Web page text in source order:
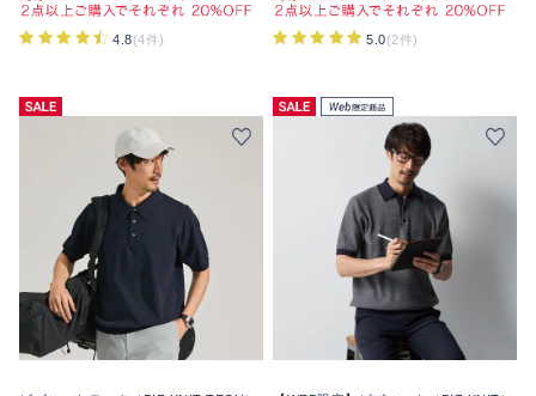
4.8(4件) 5.0(2件)